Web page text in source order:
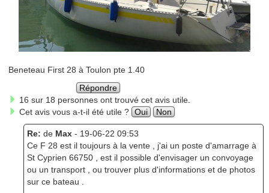
Beneteau First 28 à Toulon pte 1.40
Répondre
16 sur 18 personnes ont trouvé cet avis utile.
Cet avis vous a-t-il été utile ? Oui Non
Re: de Max- 19-06-22 09:53
Ce F 28 est il toujours à la vente , j'ai un poste d'amarrage à
St Cyprien 66750 , est il possible d'envisager un convoyage
ou un transport , ou trouver plus d'informations et de photos
sur ce bateau .